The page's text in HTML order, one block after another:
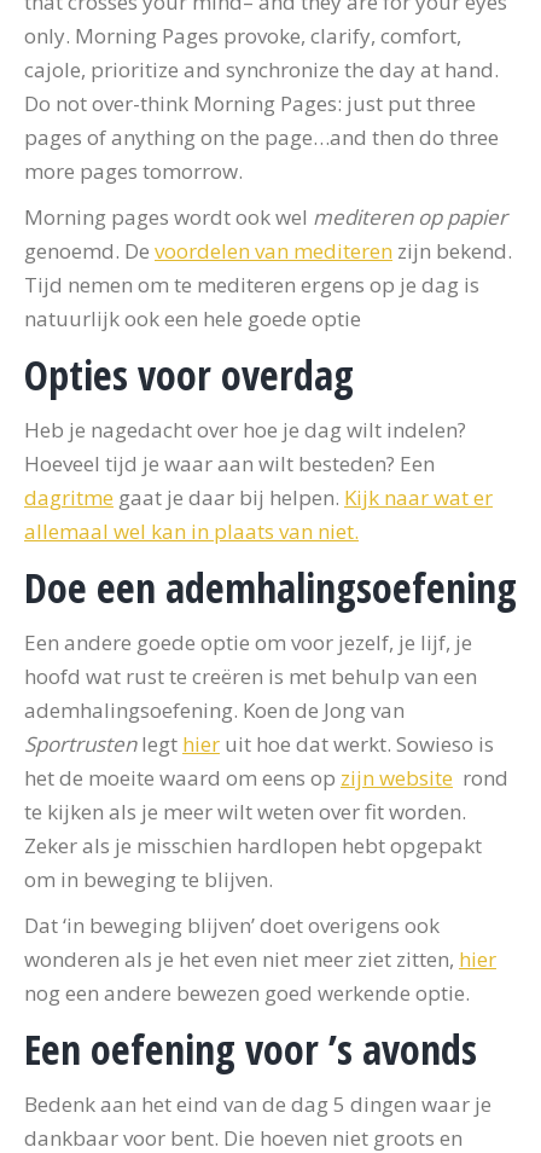
only. Morning Pages provoke, clarify, comfort,
cajole, prioritize and synchronize the day at hand.
Do not over-think Morning Pages: just put three
pages of anything on the page…and then do three
more pages tomorrow.
Morning pages wordt ook wel mediteren op papier
genoemd. De voordelen van mediteren zijn bekend.
Tijd nemen om te mediteren ergens op je dag is
natuurlijk ook een hele goede optie
Opties voor overdag
Heb je nagedacht over hoe je dag wilt indelen?
Hoeveel tijd je waar aan wilt besteden? Een
dagritme gaat je daar bij helpen. Kijk naar wat er
allemaal wel kan in plaats van niet.
Doe een ademhalingsoefening
Een andere goede optie om voor jezelf, je lijf, je
hoofd wat rust te creëren is met behulp van een
ademhalingsoefening. Koen de Jong van
Sportrustenlegt hier uit hoe dat werkt. Sowieso is
het de moeite waard om eens op zijn website rond
te kijken als je meer wilt weten over fit worden.
Zeker als je misschien hardlopen hebt opgepakt
om in beweging te blijven.
Dat ‘in beweging blijven’ doet overigens ook
wonderen als je het even niet meer ziet zitten, hier
nog een andere bewezen goed werkende optie.
Een oefening voor ’s avonds
Bedenk aan het eind van de dag 5 dingen waar je
dankbaar voor bent. Die hoeven niet groots en